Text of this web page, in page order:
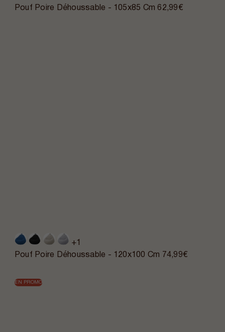
Pouf Poire Déhoussable - 105x85 Cm62,99€
+1
Pouf Poire Déhoussable - 120x100 Cm 74,99€
EN PROMO